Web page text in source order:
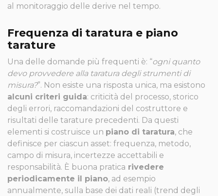
al monitoraggio delle derive nel tempo.
Frequenza di taratura e piano
tarature
Una delle domande più frequenti è: “ogni quanto
devo provvedere alla taratura degli strumenti di
misura?”. Non esiste una risposta unica, ma esistono
alcuni criteri guida: criticità del processo, storico
degli errori, raccomandazioni del costruttore e
risultati delle tarature precedenti. Da questi
elementi si costruisce un piano di taratura, che
definisce per ciascun asset: frequenza, metodo,
campo di misura, incertezze accettabili e
responsabilità. È buona pratica rivedere
periodicamente il piano, ad esempio
annualmente, sulla base dei dati reali (trend degli